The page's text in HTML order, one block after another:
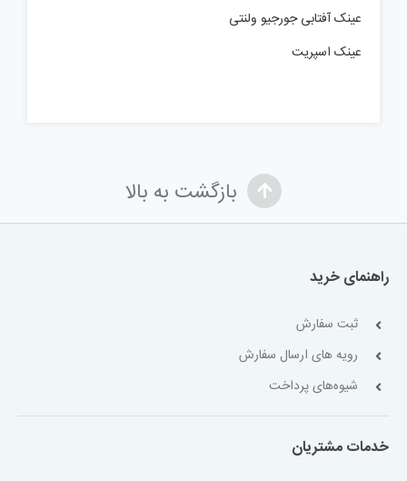
عینک آفتابی جورجیو ولنتی
عینک اسپریت
بازگشت به بالا
راهنمای خرید
ثبت سفارش
رویه های ارسال سفارش
شیوه‌های پرداخت
خدمات مشتریان